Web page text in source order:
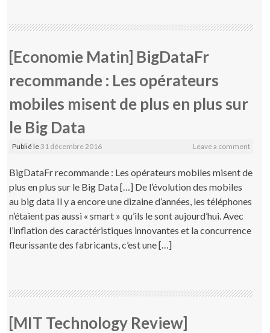
[Economie Matin] BigDataFr
recommande : Les opérateurs
mobiles misent de plus en plus sur
le Big Data
Publié le31 décembre 2016 Leave a comment
BigDataFr recommande : Les opérateurs mobiles misent de
plus en plus sur le Big Data […] De l’évolution des mobiles
au big data Il y a encore une dizaine d’années, les téléphones
n’étaient pas aussi « smart » qu’ils le sont aujourd’hui. Avec
l’inflation des caractéristiques innovantes et la concurrence
fleurissante des fabricants, c’est une […]
[MIT Technology Review]